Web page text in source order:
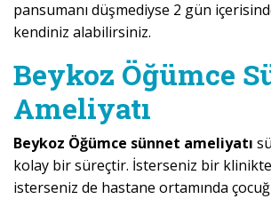
pansumanı düşmediyse 2 gün
kendiniz alabilirsiniz.
Beykoz Öğümce
Ameliyatı
Beykoz Öğümce sünnet ameliyatı
kolay bir süreçtir. İsterseniz bir
isterseniz de hastane ortamında